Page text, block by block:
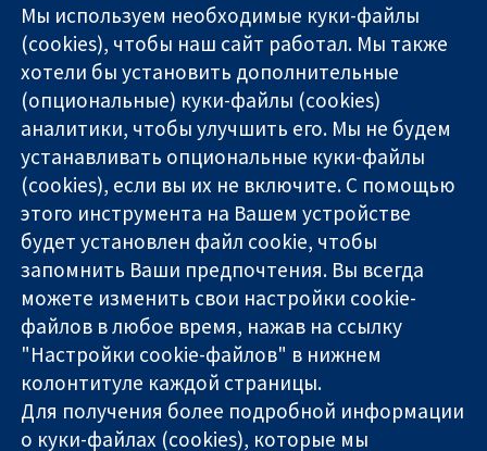
Надёжные
доказательства
Информированные
решения
Во благо
здоровья
11-13 Cavendish
Square
London
W1G 0AN
United Kingdom
Связаться с
нами
Новости
Пресс-
служба
О нас
Работа
Cochrane
Library
The Cochrane Collaboration is a charity (no. 1045921) and a
company limited by guarantee (no. 03044323) registered in
Мы используем необходимые куки-файлы
(cookies), чтобы наш сайт работал. Мы также
хотели бы установить дополнительные
(опциональные) куки-файлы (cookies)
аналитики, чтобы улучшить его. Мы не будем
устанавливать опциональные куки-файлы
(cookies), если вы их не включите. С помощью
этого инструмента на Вашем устройстве
будет установлен файл cookie, чтобы
запомнить Ваши предпочтения. Вы всегда
можете изменить свои настройки cookie-
файлов в любое время, нажав на ссылку
"Настройки cookie-файлов" в нижнем
колонтитуле каждой страницы.
Для получения более подробной информации
о куки-файлах (cookies), которые мы